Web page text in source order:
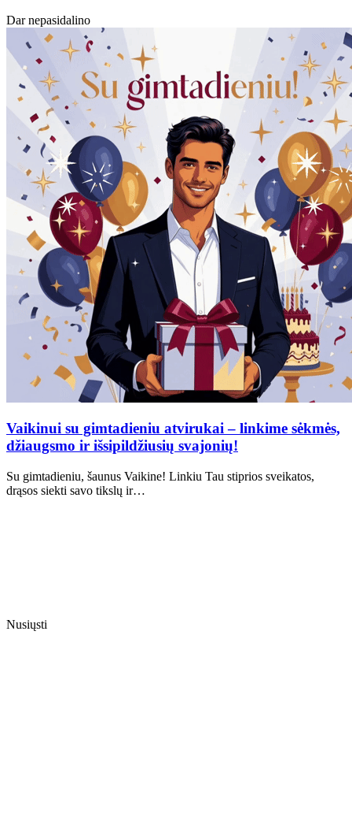
Dar nepasidalino
Vaikinui su gimtadieniu atvirukai – linkime sėkmės,
džiaugsmo ir išsipildžiusių svajonių!
Su gimtadieniu, šaunus Vaikine! Linkiu Tau stiprios sveikatos,
drąsos siekti savo tikslų ir…
Nusiųsti